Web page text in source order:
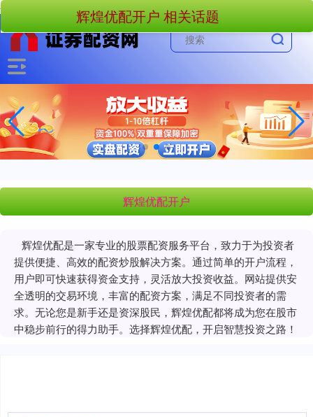
-->
辉煌优配开户
辉煌优配是一家专业的股票配资服务平台，致力于为投资者
提供便捷、高效的配资炒股解决方案。通过简单的开户流程，
用户即可快速获得资金支持，灵活放大投资收益。网站提供安
全透明的交易环境，丰富的配资方案，满足不同投资者的需
求。无论您是新手还是资深股民，辉煌优配都将成为您在股市
中稳步前行的得力助手。选择辉煌优配，开启智慧投资之路！
辉煌优配开户 相关话题